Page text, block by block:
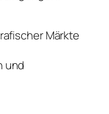
Märkte
und